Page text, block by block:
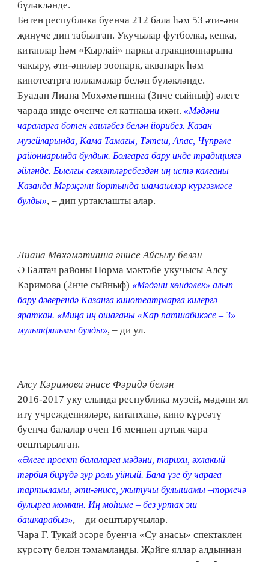
бүләкләнде.
Бөтен республика буенча 212 бала һәм 53 әти-әни
җиңүче дип табылган. Укучылар футболка, кепка,
китаплар һәм «Кырлай» паркы атракционнарына
чакыру, әти-әниләр зоопарк, аквапарк һәм
кинотеатрга юлламалар белән бүләкләнде.
Буадан Лиана Мөхәмәтшина (3нче сыйныф) әлеге
чарада инде өченче ел катнаша икән. «Мәдәни
чараларга бөтен гаиләбез белән йөрибез. Казан
музейларында, Кама Тамагы, Тәтеш, Апас, Чүпрәле
районнарында булдык. Болгарга бару инде традициягә
әйләнде. Быелгы сәяхәтләребездән иң истә калганы
Казанда Мәрҗәни йортында шамаилләр күргәзмәсе
булды», – дип уртаклашты алар.
Лиана Мөхәмәтшина әнисе Айсылу белән
Ә Балтач районы Норма мәктәбе укучысы Алсу
Кәримова (2нче сыйныф) «Мәдәни көндәлек» алып
бару дәверендә Казанга кинотеатрларга килергә
яраткан. «Миңа иң ошаганы «Кар патшабикәсе – 3»
мультфильмы булды», – ди ул.
Алсу Кәримова әнисе Фәридә белән
2016-2017 уку елында республика музей, мәдәни ял
итү учрежденияләре, китапханә, кино күрсәтү
буенча балалар өчен 16 меңнән артык чара
оештырылган.
«Әлеге проект балаларга мәдәни, тарихи, әхлакый
тәрбия бирүдә зур роль уйный. Бала үзе бу чарага
тартыламы, әти-әнисе, укытучы булышамы –төрлечә
булырга мөмкин. Иң мөһиме – без уртак эш
башкарабыз», – ди оештыручылар.
Чара Г. Тукай әсәре буенча «Су анасы» спектаклен
күрсәтү белән тәмамланды. Җәйге яллар алдыннан